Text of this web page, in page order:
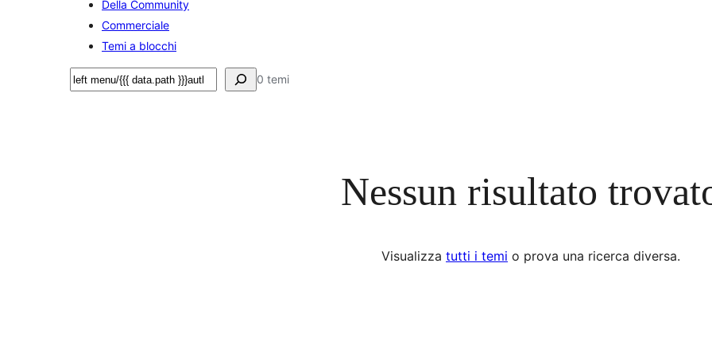
Della Community
Commerciale
Temi a blocchi
Cerca 0 temi
Nessun risultato
Visualizza tutti i temi o prova una ricerca diversa.